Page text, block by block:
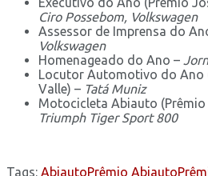
Ciro Possebom, Volkswagen
Assessor de Imprensa do
Volkswagen
Homenageado do Ano –
Locutor Automotivo do Ano
Valle) – Tatá Muniz
Motocicleta Abiauto (Prêmio
Triumph Tiger Sport 800
Tags: AbiautoPrêmio Abiauto